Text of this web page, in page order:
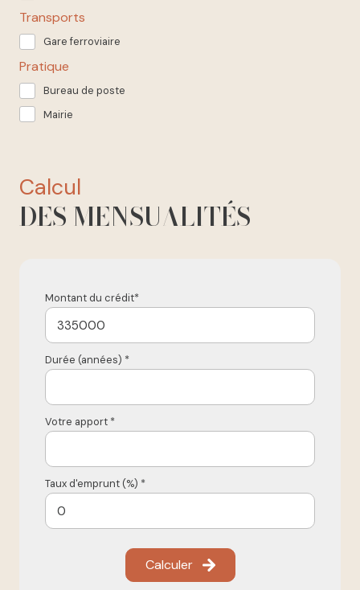
Transports
Gare ferroviaire
Pratique
Bureau de poste
Mairie
calcul
DES MENSUALITÉS
Montant du crédit*
Durée (années) *
Votre apport *
Taux d'emprunt (%) *
Calculer